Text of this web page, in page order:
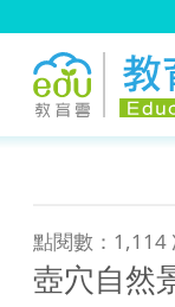
點閱數：1,114
壺穴自然